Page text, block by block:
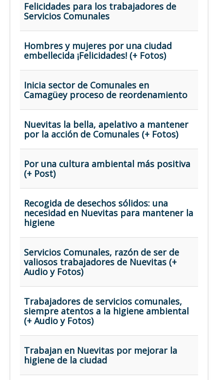
Francés
Inglés
Desempolvando la historia
Felicidades para los trabajadores de
Servicios Comunales
Hombres y mujeres por una ciudad
embellecida ¡Felicidades! (+ Fotos)
Inicia sector de Comunales en
Camagüey proceso de reordenamiento
Nuevitas la bella, apelativo a mantener
por la acción de Comunales (+ Fotos)
Por una cultura ambiental más positiva
(+ Post)
Recogida de desechos sólidos: una
necesidad en Nuevitas para mantener la
higiene
Servicios Comunales, razón de ser de
valiosos trabajadores de Nuevitas (+
Audio y Fotos)
Trabajadores de servicios comunales,
siempre atentos a la higiene ambiental
(+ Audio y Fotos)
Trabajan en Nuevitas por mejorar la
higiene de la ciudad